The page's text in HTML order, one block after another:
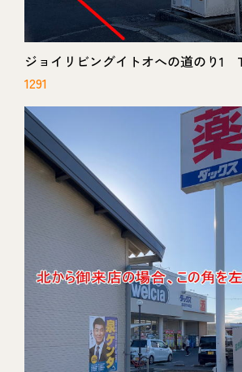
ジョイリビングイトオへの道のり1
1291